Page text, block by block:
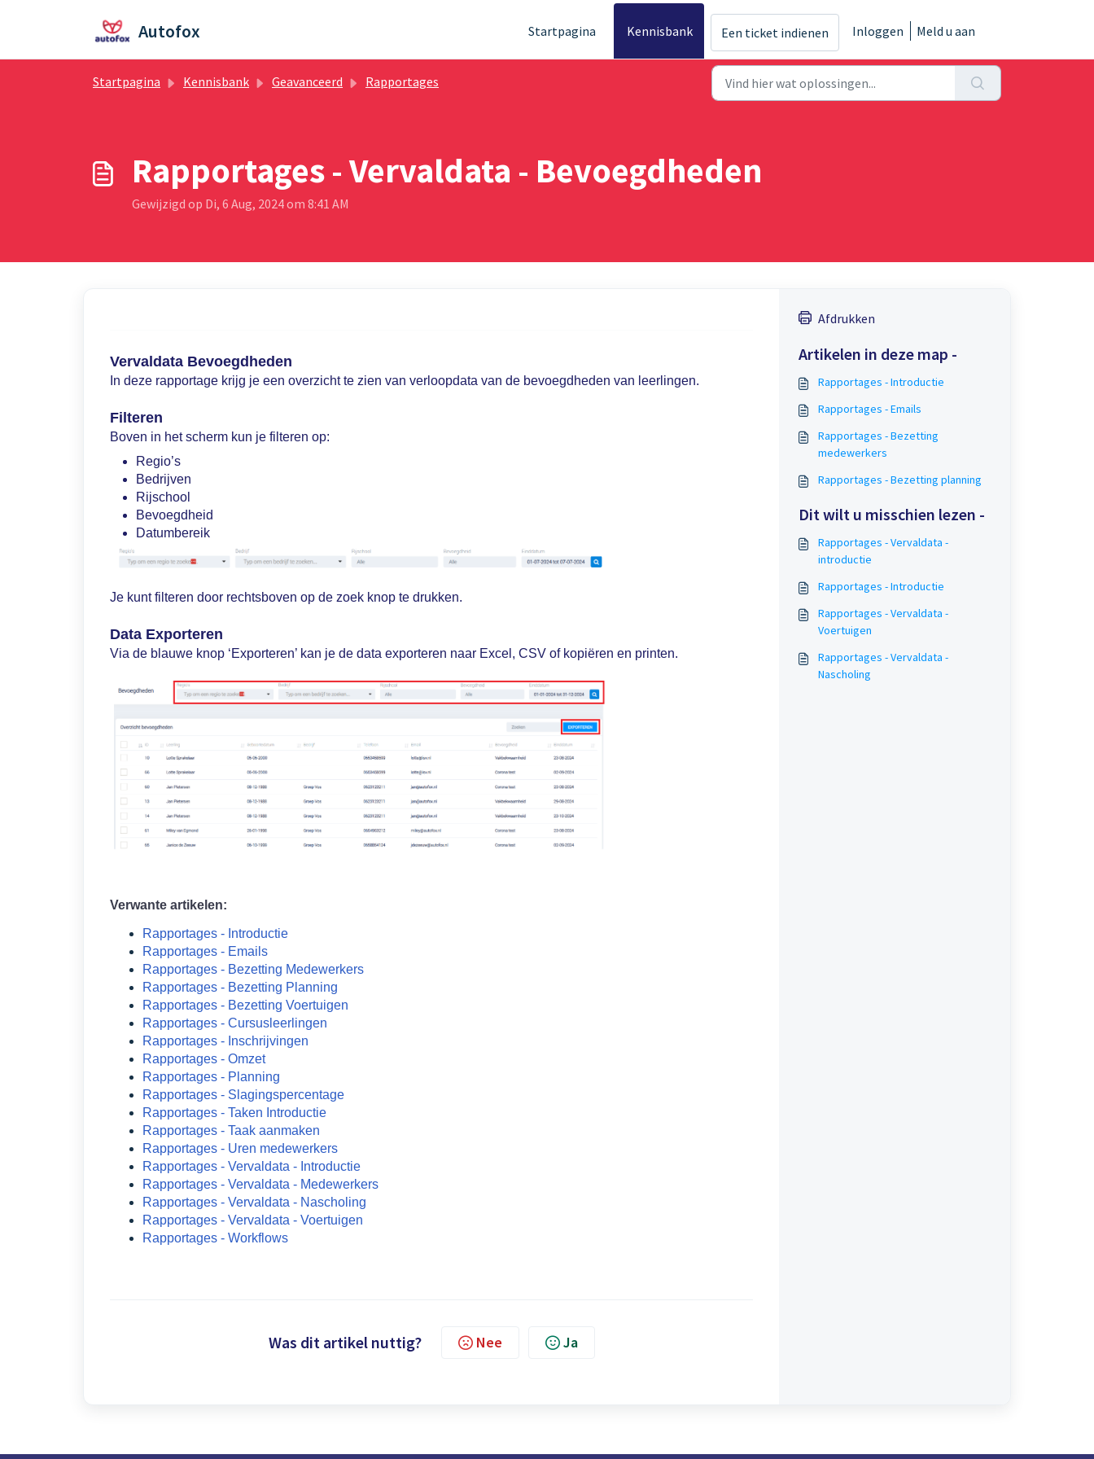
Autofox Startpagina Kennisbank Een ticket indienen Inloggen Meld u aan
Startpagina Kennisbank Geavanceerd Rapportages
Rapportages - Vervaldata - Bevoegdheden
Gewijzigd op Di, 6 Aug, 2024 om 8:41 AM
Vervaldata Bevoegdheden
In deze rapportage krijg je een overzicht te zien van verloopdata van de bevoegdheden van leerlingen.
Filteren
Boven in het scherm kun je filteren op:
Regio’s
Bedrijven
Rijschool
Bevoegdheid
Datumbereik
Je kunt filteren door rechtsboven op de zoek knop te drukken.
Data Exporteren
Via de blauwe knop ‘Exporteren’ kan je de data exporteren naar Excel, CSV of kopiëren en printen.
Verwante artikelen:
Rapportages - Introductie
Rapportages - Emails
Rapportages - Bezetting Medewerkers
Rapportages - Bezetting Planning
Rapportages - Bezetting Voertuigen
Rapportages - Cursusleerlingen
Rapportages - Inschrijvingen
Rapportages - Omzet
Rapportages - Planning
Rapportages - Slagingspercentage
Rapportages - Taken Introductie
Rapportages - Taak aanmaken
Rapportages - Uren medewerkers
Rapportages - Vervaldata - Introductie
Rapportages - Vervaldata - Medewerkers
Rapportages - Vervaldata - Nascholing
Rapportages - Vervaldata - Voertuigen
Rapportages - Workflows
Was dit artikel nuttig? Nee Ja
Afdrukken
Artikelen in deze map -
Rapportages - Introductie
Rapportages - Emails
Rapportages - Bezetting
medewerkers
Rapportages - Bezetting planning
Dit wilt u misschien lezen -
Rapportages - Vervaldata -
introductie
Rapportages - Introductie
Rapportages - Vervaldata -
Voertuigen
Rapportages - Vervaldata -
Nascholing